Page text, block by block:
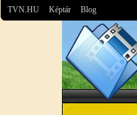
TVN.HU Képtár Blog